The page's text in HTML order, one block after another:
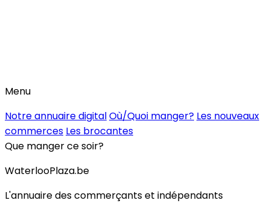
Menu
Notre annuaire digitalOù/Quoi manger? Les nouveaux
commerces Les brocantes
Que manger ce soir?
WaterlooPlaza.be
L'annuaire des commerçants et indépendants